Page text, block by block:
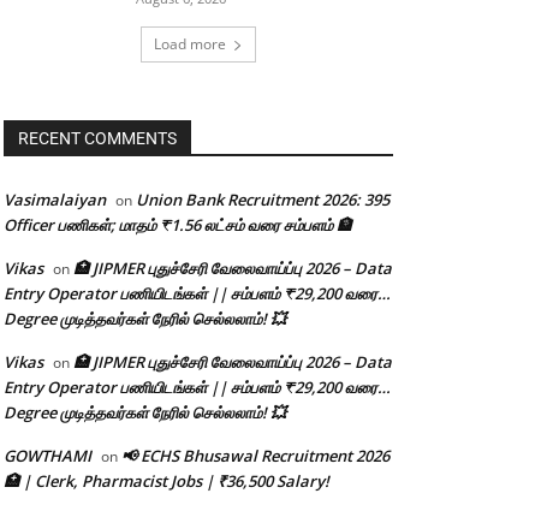
Load more
RECENT COMMENTS
Vasimalaiyan on Union Bank Recruitment 2026: 395
Officer பணிகள்; மாதம் ₹1.56 லட்சம் வரை சம்பளம் 🏦
Vikas on🏥 JIPMER புதுச்சேரி வேலைவாய்ப்பு 2026 – Data
Entry Operator பணியிடங்கள் || சம்பளம் ₹29,200 வரை…
Degree முடித்தவர்கள் நேரில் செல்லலாம்! 💥
Vikas on🏥 JIPMER புதுச்சேரி வேலைவாய்ப்பு 2026 – Data
Entry Operator பணியிடங்கள் || சம்பளம் ₹29,200 வரை…
Degree முடித்தவர்கள் நேரில் செல்லலாம்! 💥
GOWTHAMI on 📢 ECHS Bhusawal Recruitment 2026
🏥 | Clerk, Pharmacist Jobs | ₹36,500 Salary!